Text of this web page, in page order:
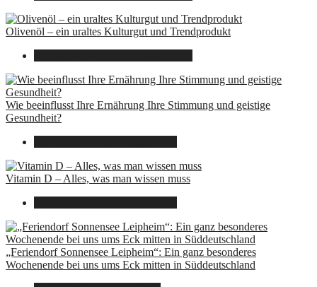
Olivenöl – ein uraltes Kulturgut und Trendprodukt
Wie beeinflusst Ihre Ernährung Ihre Stimmung und geistige
Gesundheit?
Vitamin D – Alles, was man wissen muss
„Feriendorf Sonnensee Leipheim“: Ein ganz besonderes
Wochenende bei uns ums Eck mitten in Süddeutschland